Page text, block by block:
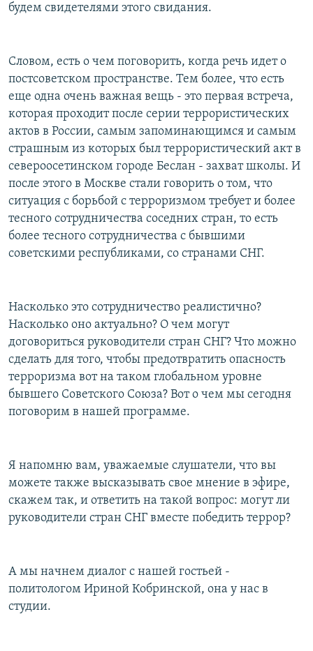
будем свидетелями этого свидания.
Словом, есть о чем поговорить, когда речь идет о
постсоветском пространстве. Тем более, что есть
еще одна очень важная вещь - это первая встреча,
которая проходит после серии террористических
актов в России, самым запоминающимся и самым
страшным из которых был террористический акт в
североосетинском городе Беслан - захват школы. И
после этого в Москве стали говорить о том, что
ситуация с борьбой с терроризмом требует и более
тесного сотрудничества соседних стран, то есть
более тесного сотрудничества с бывшими
советскими республиками, со странами СНГ.
Насколько это сотрудничество реалистично?
Насколько оно актуально? О чем могут
договориться руководители стран СНГ? Что можно
сделать для того, чтобы предотвратить опасность
терроризма вот на таком глобальном уровне
бывшего Советского Союза? Вот о чем мы сегодня
поговорим в нашей программе.
Я напомню вам, уважаемые слушатели, что вы
можете также высказывать свое мнение в эфире,
скажем так, и ответить на такой вопрос: могут ли
руководители стран СНГ вместе победить террор?
А мы начнем диалог с нашей гостьей -
политологом Ириной Кобринской, она у нас в
студии.